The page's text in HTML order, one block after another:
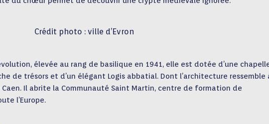
Crédit photo : ville d’Evron
élevée au rang de basilique en 1941, elle est dotée d’une
de trésors et d’un élégant Logis abbatial. Dont l’architecture ressemble
Caen. Il abrite la Communauté Saint Martin, centre de formation de
l’Europe.